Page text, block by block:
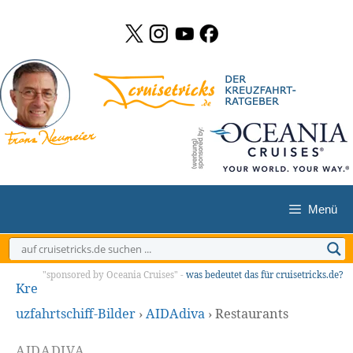
springen
Menü
"sponsored by Oceania Cruises" - was bedeutet das für cruisetricks.de?
Kre
uzfahrtschiff-Bilder ›AIDAdiva ›Restaurants